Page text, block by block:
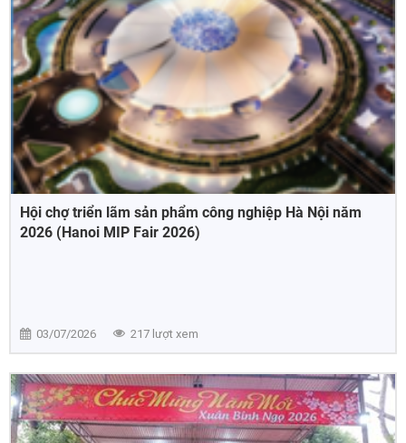
Hội chợ triển lãm sản phẩm công nghiệp Hà Nội năm
2026 (Hanoi MIP Fair 2026)
03/07/2026 217 lượt xem